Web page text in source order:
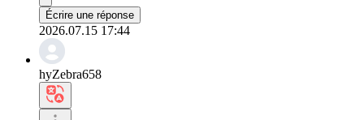
Écrire une réponse
2026.07.15 17:44
hyZebra658